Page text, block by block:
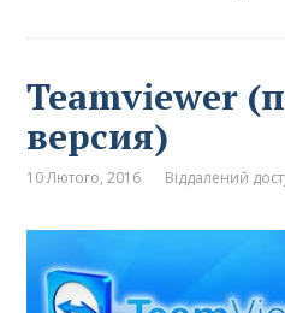
Teamviewer
версия)
10 Лютого, 2016 Віддалений